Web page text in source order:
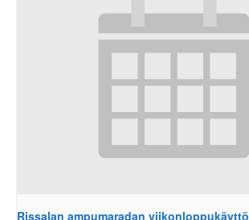
Rissalan ampumaradan viikonloppukäyttö